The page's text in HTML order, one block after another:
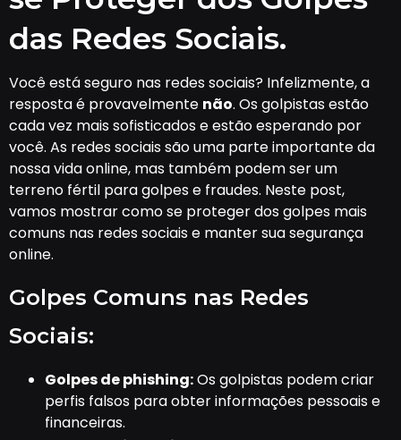
das Redes Sociais.
Você está seguro nas redes sociais? Infelizmente, a
resposta é provavelmente não. Os golpistas estão
cada vez mais sofisticados e estão esperando por
você. As redes sociais são uma parte importante da
nossa vida online, mas também podem ser um
terreno fértil para golpes e fraudes. Neste post,
vamos mostrar como se proteger dos golpes mais
comuns nas redes sociais e manter sua segurança
online.
Golpes Comuns nas Redes
Sociais:
Golpes de phishing:Os golpistas podem criar
perfis falsos para obter informações pessoais e
financeiras.